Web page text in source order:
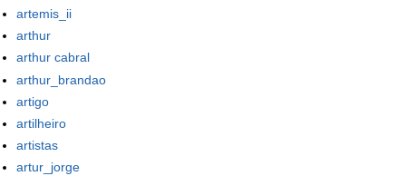
artemis_ii
arthur
arthur cabral
arthur_brandao
artigo
artilheiro
artistas
artur_jorge